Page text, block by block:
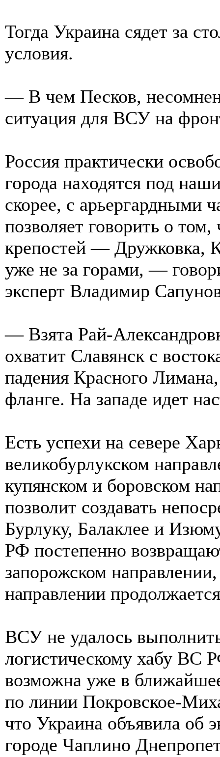
Тогда Украина сядет за
условия.
— В чем Песков,
ситуация для ВСУ на
Россия практически
города находятся под
скорее, с арьергардными
позволяет говорить о
крепостей — Дружковка,
уже не за горами, —
эксперт Владимир
— Взята Рай-
охватит Славянск с
падения Красного
фланге. На западе идет
Есть успехи на севере
великобурлукском
купянском и боровском
позволит создавать
Бурлуку, Балаклее и
РФ постепенно
запорожском
направлении
ВСУ не удалось
логистическому хабу ВС
возможна уже в
по линии Покровское-
что Украина объявила об
городе Чаплино